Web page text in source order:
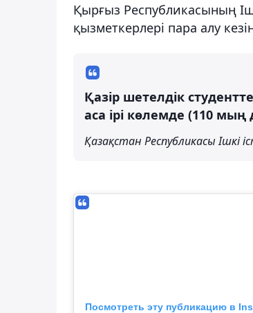
Қырғыз Республикасының
қызметкерлері пара алу
Қазір шетелдік
аса ірі көлемде (110
Қазақстан Республикасы Ішкі
Посмотреть эту публикацию в